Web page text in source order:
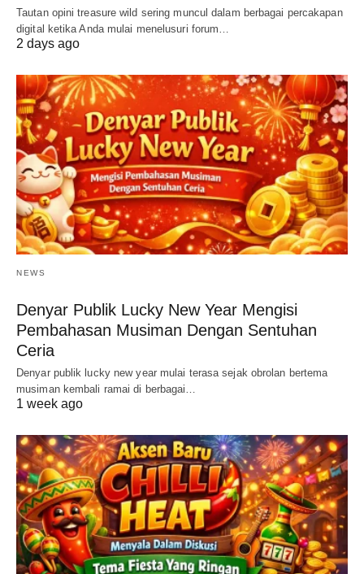
Tautan opini treasure wild sering muncul dalam berbagai percakapan
digital ketika Anda mulai menelusuri forum…
2 days ago
NEWS
Denyar Publik Lucky New Year Mengisi
Pembahasan Musiman Dengan Sentuhan
Ceria
Denyar publik lucky new year mulai terasa sejak obrolan bertema
musiman kembali ramai di berbagai…
1 week ago